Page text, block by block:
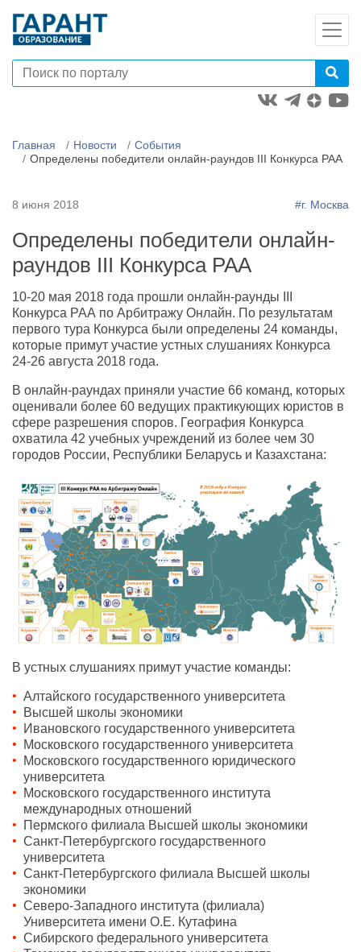
Главная Новости
События
Определены победители онлайн-раундов III Конкурса РАА
8 июня 2018 #г. Москва
Определены победители онлайн-
раундов III Конкурса РАА
10-20 мая 2018 года прошли онлайн-раунды III
Конкурса РАА по Арбитражу Онлайн. По результатам
первого тура Конкурса были определены 24 команды,
которые примут участие устных слушаниях Конкурса
24-26 августа 2018 года.
В онлайн-раундах приняли участие 66 команд, которых
оценивали более 60 ведущих практикующих юристов в
сфере разрешения споров. География Конкурса
охватила 42 учебных учреждений из более чем 30
городов России, Республики Беларусь и Казахстана:
В устных слушаниях примут участие команды:
Алтайского государственного университета
Высшей школы экономики
Ивановского государственного университета
Московского государственного университета
Московского государственного юридического
университета
Московского государственного института
международных отношений
Пермского филиала Высшей школы экономики
Санкт-Петербургского государственного
университета
Санкт-Петербургского филиала Высшей школы
экономики
Северо-Западного института (филиала)
Университета имени О.Е. Кутафина
Сибирского федерального университета